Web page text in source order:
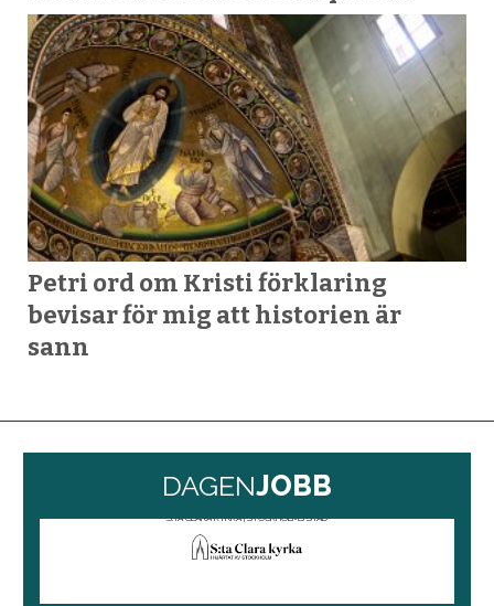
Petri ord om Kristi förklaring
bevisar för mig att historien är
sann